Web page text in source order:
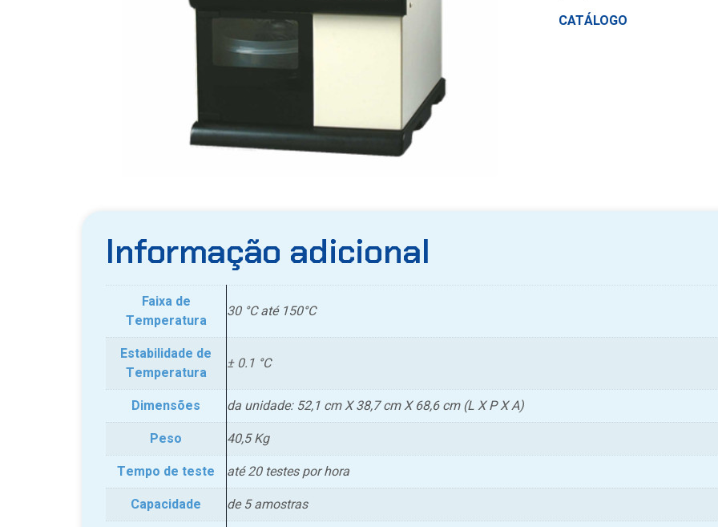
CATÁLOGO
Informação adicional
Faixa de
Temperatura
30 °C até 150°C
Estabilidade de
Temperatura
± 0.1 °C
Dimensões
da unidade: 52,1 cm X 38,7 cm X 68,6 cm (L X P X A)
Peso
40,5 Kg
Tempo de teste
até 20 testes por hora
Capacidade
de 5 amostras